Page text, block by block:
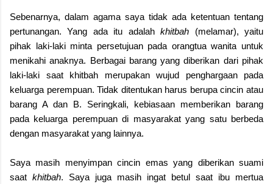
Sebenarnya, dalam agama saya tidak ada ketentuan tentang
pertunangan. Yang ada itu adalahkhitbah (melamar), yaitu
pihak laki-laki minta persetujuan pada orangtua wanita untuk
menikahi anaknya. Berbagai barang yang diberikan dari pihak
laki-laki saat khitbah merupakan wujud penghargaan pada
keluarga perempuan. Tidak ditentukan harus berupa cincin atau
barang A dan B. Seringkali, kebiasaan memberikan barang
pada keluarga perempuan di masyarakat yang satu berbeda
dengan masyarakat yang lainnya.
Saya masih menyimpan cincin emas yang diberikan suami
saat khitbah. Saya juga masih ingat betul saat ibu mertua